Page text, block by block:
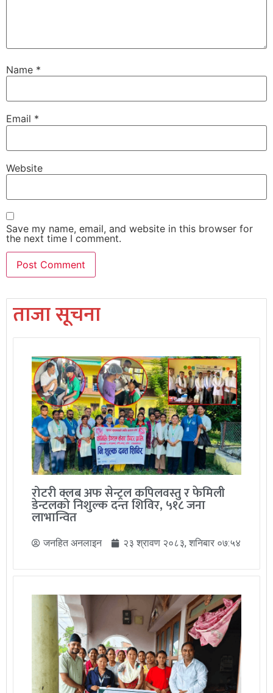
Name *
Email *
Website
Save my name, email, and website in this browser for
the next time I comment.
ताजा सूचना
रोटरी क्लब अफ सेन्ट्रल कपिलवस्तु र फेमिली
डेन्टलको निशुल्क दन्त शिविर, ५१८ जना
लाभान्वित
जनहित अनलाइन २३ श्रावण २०८३, शनिबार ०७:५४